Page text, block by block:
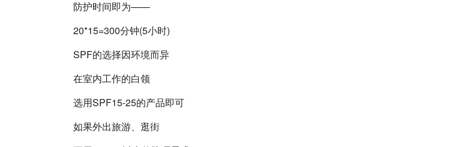
防护时间即为——
20*15=300分钟(5小时)
SPF的选择因环境而异
在室内工作的白领
选用SPF15-25的产品即可
如果外出旅游、逛街